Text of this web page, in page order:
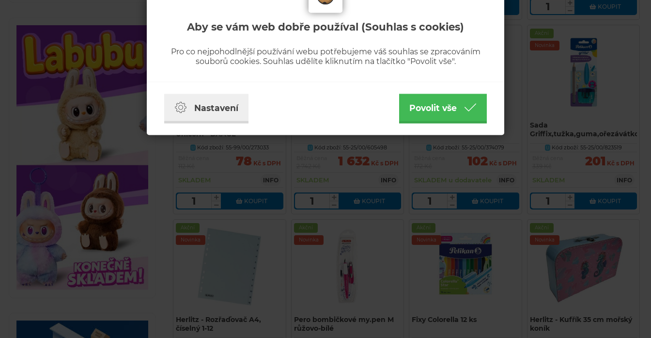
Aby se vám web dobře používal (Souhlas s cookies)
Pro co nejpohodlnější používání webu potřebujeme váš souhlas se zpracováním
souborů cookies. Souhlas udělíte kliknutím na tlačítko "Povolit vše".
Nastavení Povolit vše
KOUPIT
Desky na školní sešity A4
Unicorn - BAAGL
U Kód zboží: 55-99/00/273033
78 Kč s DPH
SKLADEM INFO
KOUPIT
U
Kód zboží: 55-25/00/605498
1 632 Kč s DPH
SKLADEM INFO
KOUPIT
Pouzdro kulaté mix barev
U
Kód zboží: 55-25/00/374079
102Kč s DPH
SKLADEM u dodavatele INFO
KOUPIT
Akční
Novinka
Sada
Griffix,tužka,guma,ořezávátko,
startovací psací sada
U Kód zboží: 55-25/00/823519
201 Kč s DPH
SKLADEM INFO
KOUPIT
Akční
Novinka
Herlitz - Rozřaďovač A4,
číselný 1-12
Akční
Novinka
Pero bombičkové my.pen M
růžovo-bílé
Akční
Novinka
Fixy Colorella 12 ks
Akční
Novinka
Herlitz - Kufřík 35 cm mořský
koník